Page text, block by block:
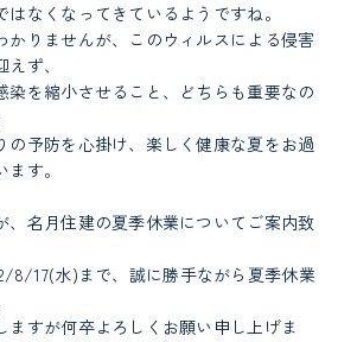
はなくなってきているようですね。
かりませんが、このウィルスによる侵害
ず、
染を縮小させること、どちらも重要なの
の予防を心掛け、楽しく健康な夏をお過
す。
、名月住建の夏季休業についてご案内致
8/17(水)まで、誠に勝手ながら夏季休業
ますが何卒よろしくお願い申し上げま